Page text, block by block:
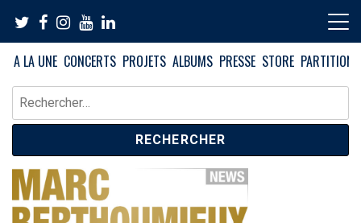
content
A LA UNE CONCERTS PROJETS ALBUMS PRESSE STORE PARTITIONS
Rechercher :